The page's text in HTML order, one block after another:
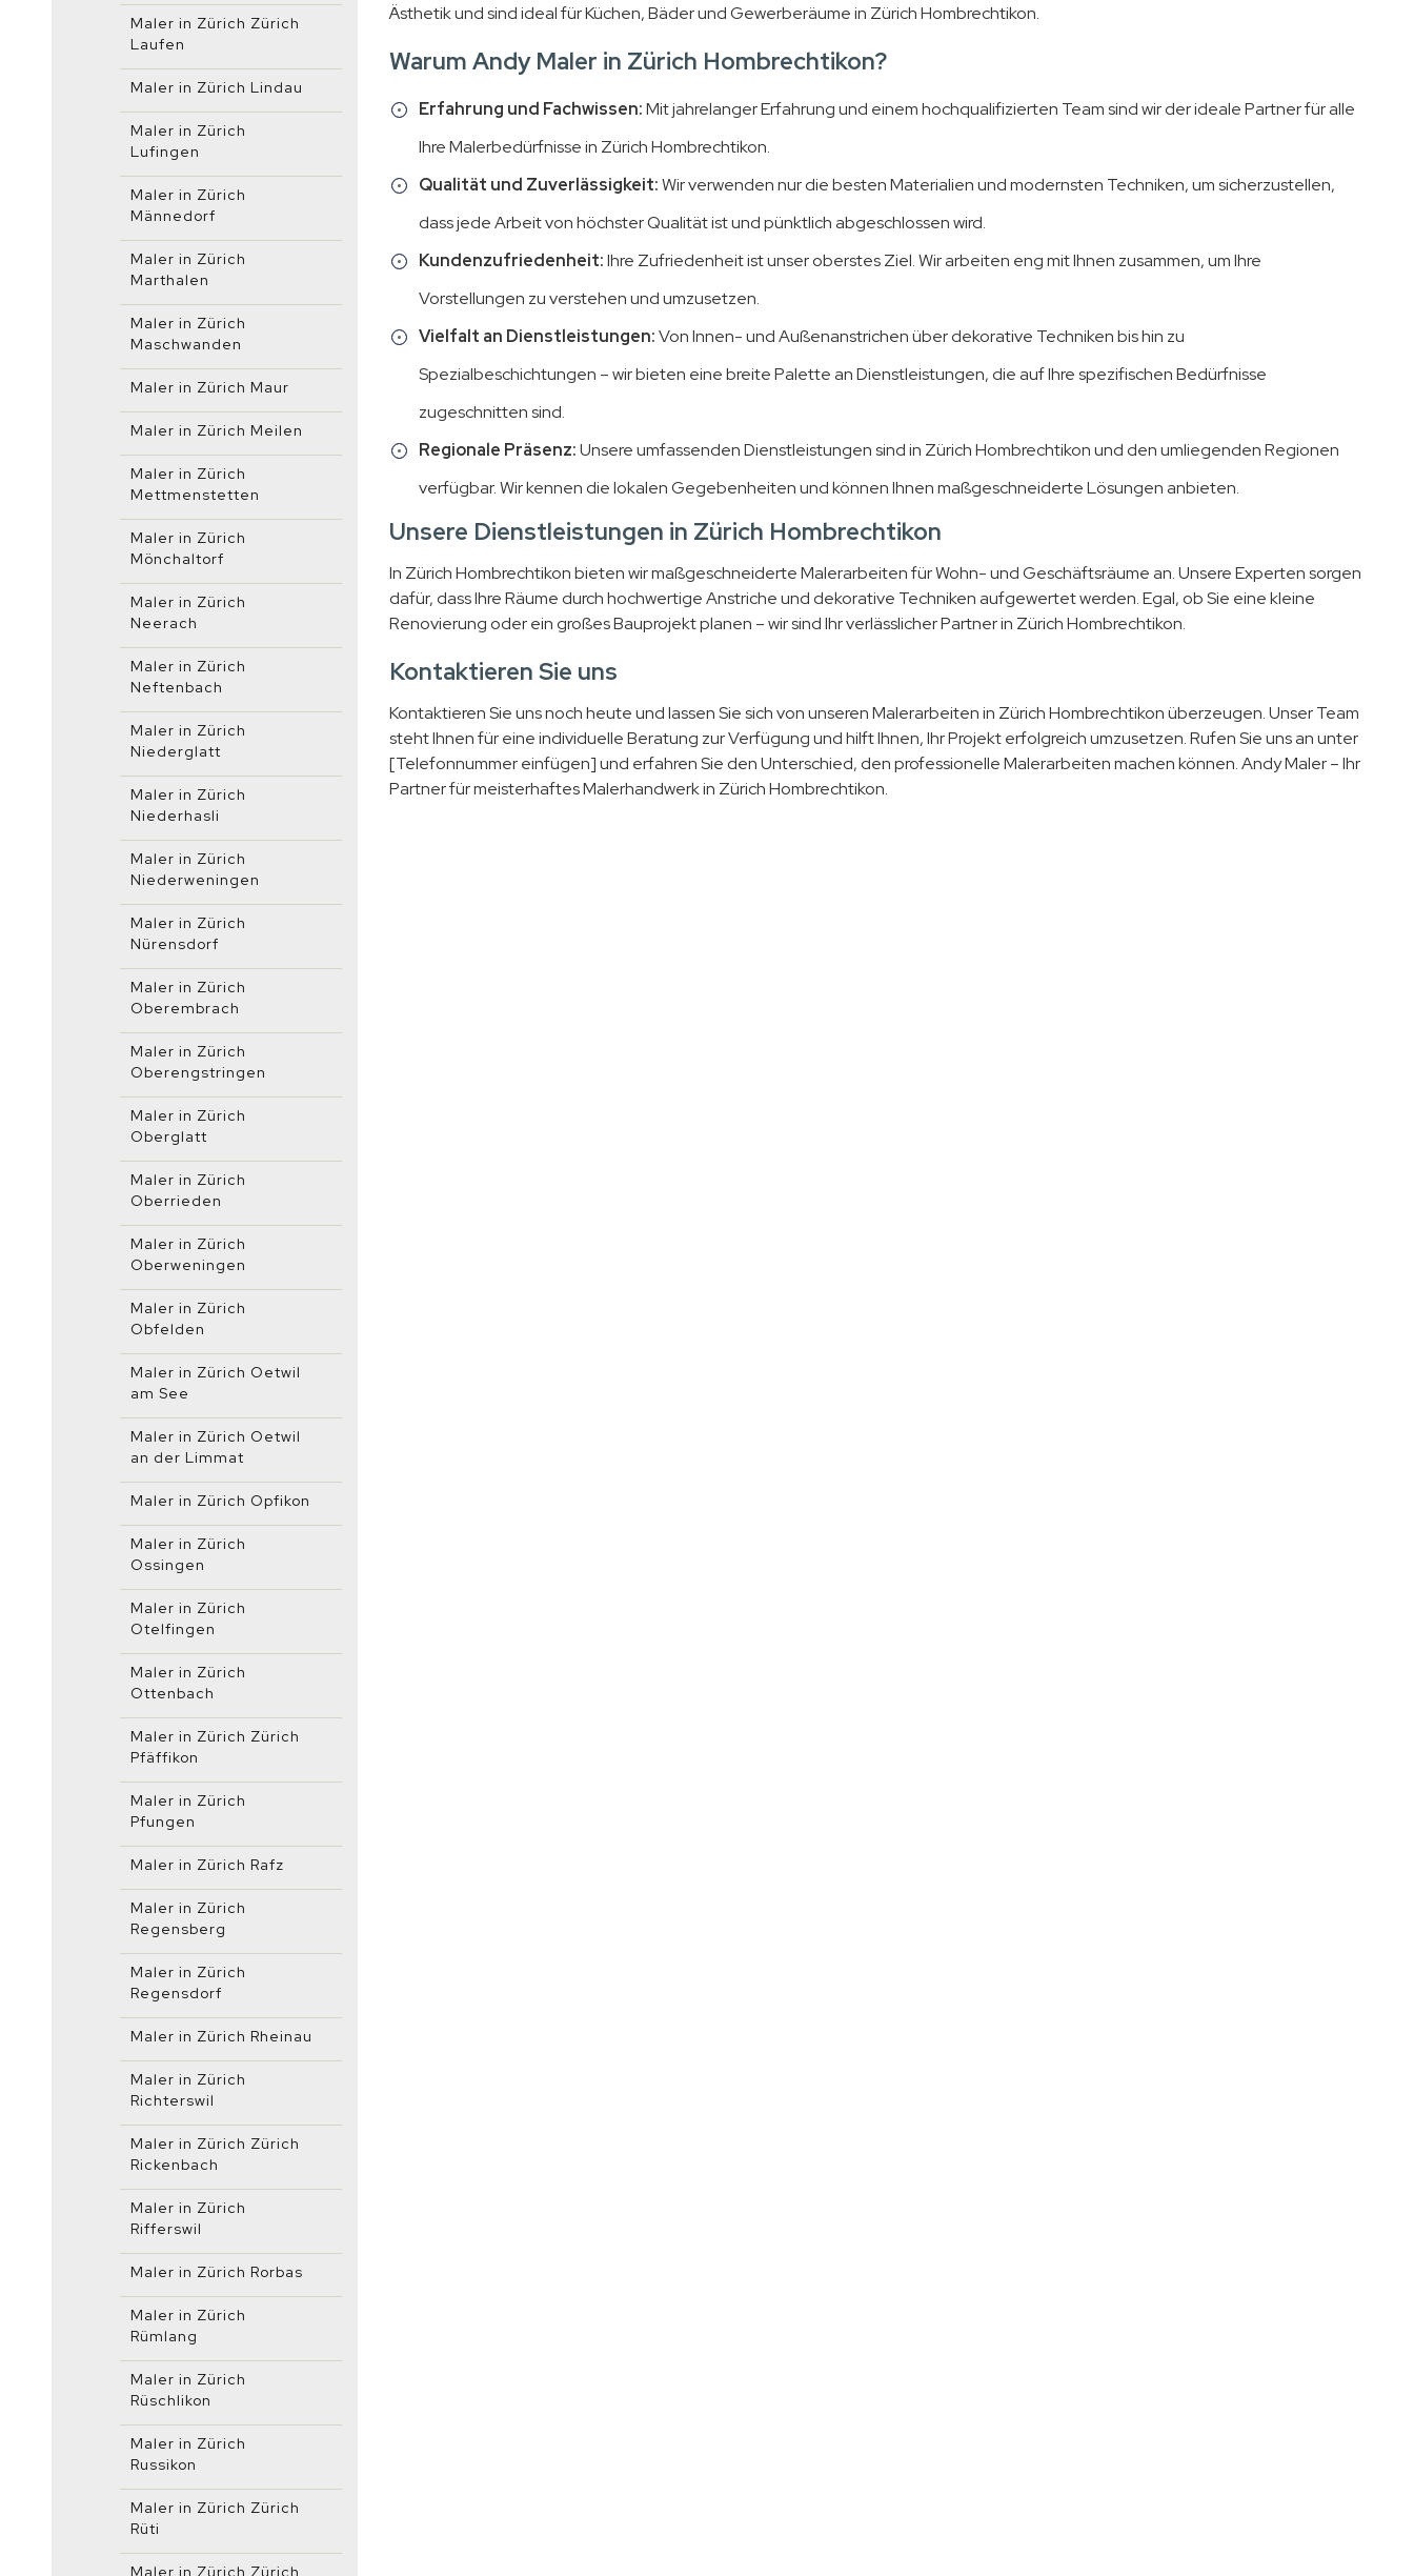
Ästhetik und sind ideal für Küchen, Bäder und Gewerberäume in Zürich Hombrechtikon.
Warum Andy Maler in Zürich Hombrechtikon?
Erfahrung und Fachwissen:Mit jahrelanger Erfahrung und einem hochqualifizierten Team sind wir der ideale Partner für alle
Ihre Malerbedürfnisse in Zürich Hombrechtikon.
Qualität und Zuverlässigkeit:Wir verwenden nur die besten Materialien und modernsten Techniken, um sicherzustellen,
dass jede Arbeit von höchster Qualität ist und pünktlich abgeschlossen wird.
Kundenzufriedenheit:Ihre Zufriedenheit ist unser oberstes Ziel. Wir arbeiten eng mit Ihnen zusammen, um Ihre
Vorstellungen zu verstehen und umzusetzen.
Vielfalt an Dienstleistungen:Von Innen- und Außenanstrichen über dekorative Techniken bis hin zu
Spezialbeschichtungen – wir bieten eine breite Palette an Dienstleistungen, die auf Ihre spezifischen Bedürfnisse
zugeschnitten sind.
Regionale Präsenz:Unsere umfassenden Dienstleistungen sind in Zürich Hombrechtikon und den umliegenden Regionen
verfügbar. Wir kennen die lokalen Gegebenheiten und können Ihnen maßgeschneiderte Lösungen anbieten.
Unsere Dienstleistungen in Zürich Hombrechtikon
In Zürich Hombrechtikon bieten wir maßgeschneiderte Malerarbeiten für Wohn- und Geschäftsräume an. Unsere Experten sorgen
dafür, dass Ihre Räume durch hochwertige Anstriche und dekorative Techniken aufgewertet werden. Egal, ob Sie eine kleine
Renovierung oder ein großes Bauprojekt planen – wir sind Ihr verlässlicher Partner in Zürich Hombrechtikon.
Kontaktieren Sie uns
Kontaktieren Sie uns noch heute und lassen Sie sich von unseren Malerarbeiten in Zürich Hombrechtikon überzeugen. Unser Team
steht Ihnen für eine individuelle Beratung zur Verfügung und hilft Ihnen, Ihr Projekt erfolgreich umzusetzen. Rufen Sie uns an unter
[Telefonnummer einfügen] und erfahren Sie den Unterschied, den professionelle Malerarbeiten machen können. Andy Maler – Ihr
Partner für meisterhaftes Malerhandwerk in Zürich Hombrechtikon.
Maler in Zürich Zürich
Laufen
Maler in Zürich Lindau
Maler in Zürich
Lufingen
Maler in Zürich
Männedorf
Maler in Zürich
Marthalen
Maler in Zürich
Maschwanden
Maler in Zürich Maur
Maler in Zürich Meilen
Maler in Zürich
Mettmenstetten
Maler in Zürich
Mönchaltorf
Maler in Zürich
Neerach
Maler in Zürich
Neftenbach
Maler in Zürich
Niederglatt
Maler in Zürich
Niederhasli
Maler in Zürich
Niederweningen
Maler in Zürich
Nürensdorf
Maler in Zürich
Oberembrach
Maler in Zürich
Oberengstringen
Maler in Zürich
Oberglatt
Maler in Zürich
Oberrieden
Maler in Zürich
Oberweningen
Maler in Zürich
Obfelden
Maler in Zürich Oetwil
am See
Maler in Zürich Oetwil
an der Limmat
Maler in Zürich Opfikon
Maler in Zürich
Ossingen
Maler in Zürich
Otelfingen
Maler in Zürich
Ottenbach
Maler in Zürich Zürich
Pfäffikon
Maler in Zürich
Pfungen
Maler in Zürich Rafz
Maler in Zürich
Regensberg
Maler in Zürich
Regensdorf
Maler in Zürich Rheinau
Maler in Zürich
Richterswil
Maler in Zürich Zürich
Rickenbach
Maler in Zürich
Rifferswil
Maler in Zürich Rorbas
Maler in Zürich
Rümlang
Maler in Zürich
Rüschlikon
Maler in Zürich
Russikon
Maler in Zürich Zürich
Rüti
Maler in Zürich Zürich